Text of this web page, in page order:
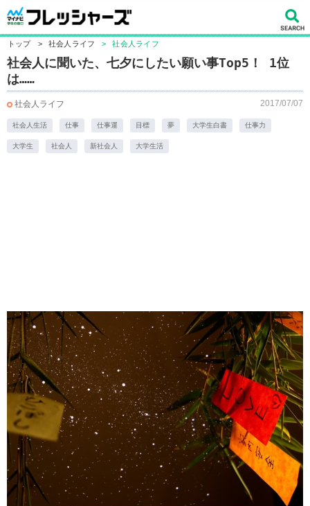
トップ > 社会人ライフ > 社会人ライフ
社会人に聞いた、七夕にしたい願い事Top5！ 1位
は……
社会人ライフ 2017/07/07
社会人生活 仕事 仕事運 目標 夢 大学生白書 仕事力
大学生 社会人 新社会人 大学生活